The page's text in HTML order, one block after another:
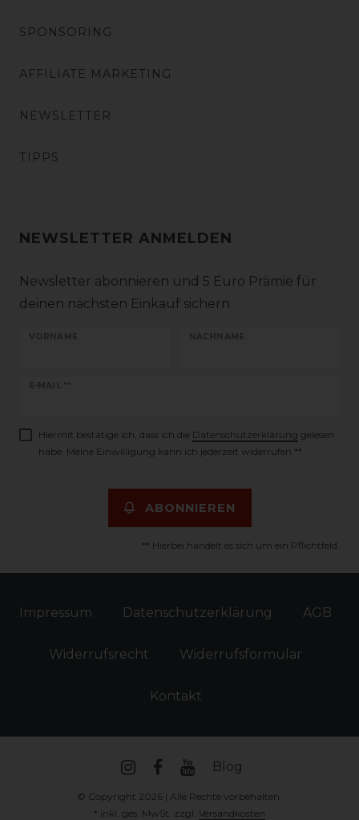
SPONSORING
AFFILIATE MARKETING
NEWSLETTER
TIPPS
NEWSLETTER ANMELDEN
Newsletter abonnieren und 5 Euro Prämie für
deinen nächsten Einkauf sichern
VORNAME NACHNAME
E-MAIL **
Newsletter
Hiermit bestätige ich, dass ich die Daten­schutz­erklärung gelesen
habe. Meine Einwilligung kann ich jederzeit widerrufen.**
ABONNIEREN
** Hierbei handelt es sich um ein Pflichtfeld.
Impressum Daten­schutz­erklärung AGB
Widerrufs­recht Widerrufs­formular
Kontakt
Blog
© Copyright 2026 | Alle Rechte vorbehalten.
* inkl. ges. MwSt. zzgl. Versandkosten